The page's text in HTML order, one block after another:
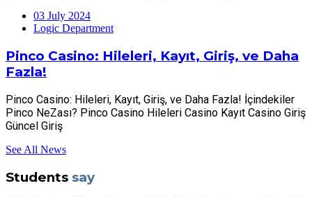
03 July 2024
Logic Department
Pinco Casino: Hileleri, Kayıt, Giriş, ve Daha
Fazla!
Pinco Casino: Hileleri, Kayıt, Giriş, ve Daha Fazla! İçindekiler
Pinco NeZası? Pinco Casino Hileleri Casino Kayıt Casino Giriş
Güncel Giriş
See All News
Students say